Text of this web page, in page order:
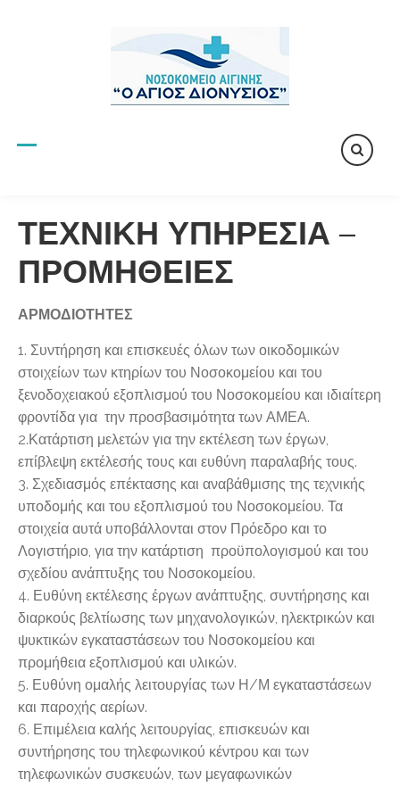
ΤΕΧΝΙΚΗ ΥΠΗΡΕΣΙΑ –
ΠΡΟΜΗΘΕΙΕΣ
ΑΡΜΟΔΙΟΤΗΤΕΣ
1. Συντήρηση και επισκευές όλων των οικοδομικών
στοιχείων των κτηρίων του Νοσοκομείου και του
ξενοδοχειακού εξοπλισμού του Νοσοκομείου και ιδιαίτερη
φροντίδα για την προσβασιμότητα των ΑΜΕΑ.
2.Κατάρτιση μελετών για την εκτέλεση των έργων,
επίβλεψη εκτέλεσής τους και ευθύνη παραλαβής τους.
3. Σχεδιασμός επέκτασης και αναβάθμισης της τεχνικής
υποδομής και του εξοπλισμού του Νοσοκομείου. Τα
στοιχεία αυτά υποβάλλονται στον Πρόεδρο και το
Λογιστήριο, για την κατάρτιση προϋπολογισμού και του
σχεδίου ανάπτυξης του Νοσοκομείου.
4. Ευθύνη εκτέλεσης έργων ανάπτυξης, συντήρησης και
διαρκούς βελτίωσης των μηχανολογικών, ηλεκτρικών και
ψυκτικών εγκαταστάσεων του Νοσοκομείου και
προμήθεια εξοπλισμού και υλικών.
5. Ευθύνη ομαλής λειτουργίας των Η/Μ εγκαταστάσεων
και παροχής αερίων.
6. Επιμέλεια καλής λειτουργίας, επισκευών και
συντήρησης του τηλεφωνικού κέντρου και των
τηλεφωνικών συσκευών, των μεγαφωνικών